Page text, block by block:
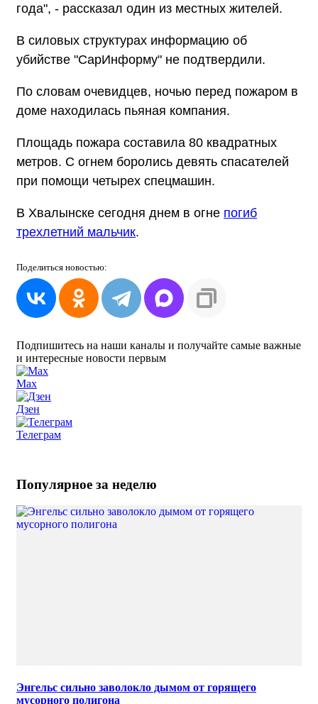
года", - рассказал один из местных жителей.
В силовых структурах информацию об
убийстве "СарИнформу" не подтвердили.
По словам очевидцев, ночью перед пожаром в
доме находилась пьяная компания.
Площадь пожара составила 80 квадратных
метров. С огнем боролись девять спасателей
при помощи четырех спецмашин.
В Хвалынске сегодня днем в огне погиб
трехлетний мальчик.
Поделиться новостью:
Подпишитесь на наши каналы и получайте самые важные
и интересные новости первым
Max
Дзен
Телеграм
Популярное за неделю
Энгельс сильно заволокло дымом от горящего
мусорного полигона